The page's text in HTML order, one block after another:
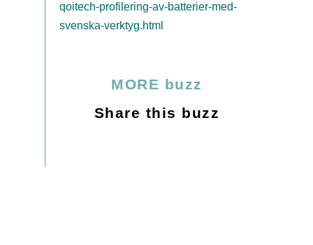
qoitech-profilering-av-batterier-med-
svenska-verktyg.html
MORE buzz
Share this buzz